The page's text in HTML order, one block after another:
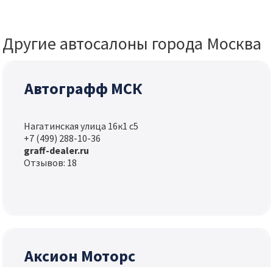
Другие автосалоны города Москва
Автографф МСК
Нагатинская улица 16к1 с5
+7 (499) 288-10-36
graff-dealer.ru
Отзывов: 18
Аксион Моторс